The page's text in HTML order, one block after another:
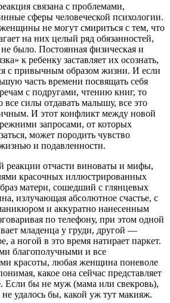
связана с проблемами,
сферы человеческой психологии.
не могут смириться с тем, что
на них целый ряд обязанностей,
было. Постоянная физическая и
к ребенку заставляет их осознать,
с привычным образом жизни. И если
часть времени посвящать себя
с подругами, чтению книг, то
все силы отдавать малышу, все это
И этот конфликт между новой
запросами, от которых
может породить чувство
и подавленности.
реакции отчасти виноваты и мифы,
красочных иллюстрированных
матери, сошедший с глянцевых
излучающая абсолютное счастье, с
и аккуратно нанесенным
по телефону, при этом одной
младенца у груди, другой —
а ногой в это время натирает паркет.
благополучными и все
красоты, любая женщина поневоле
какое она сейчас представляет
Если бы не муж (мама или свекровь),
удалось бы, какой уж тут макияж.